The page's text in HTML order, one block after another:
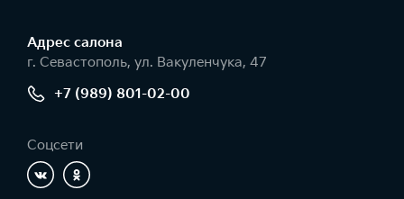
Адрес салонa
г. Севастополь, ул. Вакуленчука, 47
+7 (989) 801-02-00
Соцсети